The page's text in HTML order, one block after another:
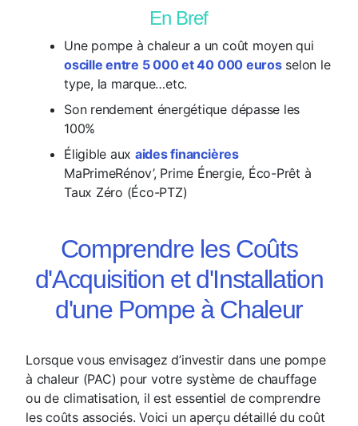
En Bref
Une pompe à chaleur a un coût moyen qui
oscille entre 5 000 et 40 000 eurosselon le
type, la marque…etc.
Son rendement énergétique dépasse les
100%
Éligible aux aides financières
MaPrimeRénov’, Prime Énergie, Éco-Prêt à
Taux Zéro (Éco-PTZ)
Comprendre les Coûts
d'Acquisition et d'Installation
d'une Pompe à Chaleur
Lorsque vous envisagez d’investir dans une pompe
à chaleur (PAC) pour votre système de chauffage
ou de climatisation, il est essentiel de comprendre
les coûts associés. Voici un aperçu détaillé du coût